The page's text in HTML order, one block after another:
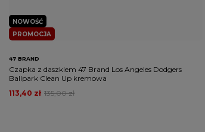
PROMOCJA
NOWOŚĆ
47 BRAND
Czapka z daszkiem 47 Brand Los Angeles Dodgers
Ballpark Clean Up kremowa
135,00 zł
113,40 zł